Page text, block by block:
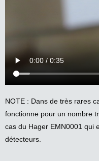
NOTE : Dans de très rares
fonctionne pour un nombre
cas du Hager EMN0001 qui
détecteurs.